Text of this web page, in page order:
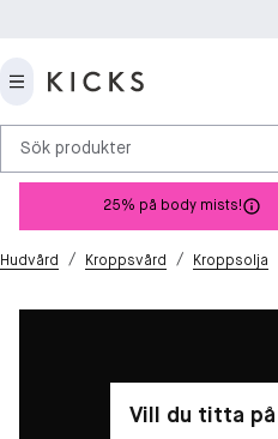
Sök produkter
25% på body mists!
Hudvård / Kroppsvård / Kroppsolja
Vill du titta